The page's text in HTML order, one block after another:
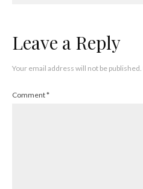
Leave a Reply
Your email address will not be published.
Comment*